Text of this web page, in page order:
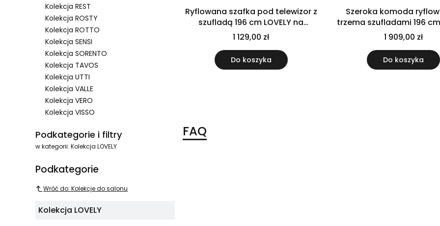
Kolekcja REST
Kolekcja ROSTY
Kolekcja ROTTO
Kolekcja SENSI
Kolekcja SORENTO
Kolekcja TAVOS
Kolekcja UTTI
Kolekcja VALLE
Kolekcja VERO
Kolekcja VISSO
Podkategorie i filtry
w kategorii: Kolekcja LOVELY
Podkategorie
Wróć do: Kolekcje do salonu
Kolekcja LOVELY
Ryflowana szafka pod telewizor z
szufladą 196 cm LOVELY na
nóżkach dąb cremona
1 129,00 zł
Do koszyka
Szeroka komoda
trzema szufladami 196 cm
na nóżkach dąb
1 909,00 zł
Do koszyka
FAQ